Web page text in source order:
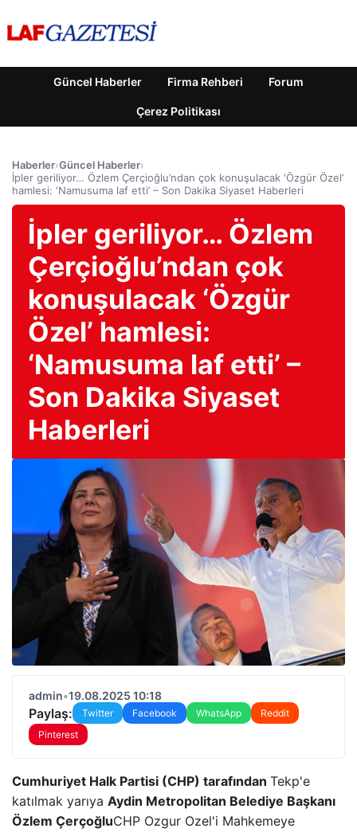
Güncel Haberler Firma Rehberi Forum
Çerez Politikası
Haberler›Güncel Haberler›
İpler geriliyor… Özlem Çerçioğlu’ndan çok konuşulacak ‘Özgür Özel’
hamlesi: ‘Namusuma laf etti’ – Son Dakika Siyaset Haberleri
İpler geriliyor… Özlem
Çerçioğlu’ndan çok
konuşulacak ‘Özgür
Özel’ hamlesi:
‘Namusuma laf etti’ –
Son Dakika Siyaset
Haberleri
admin•19.08.2025 10:18
Paylaş: Twitter Facebook WhatsApp
Reddit
Pinterest
Cumhuriyet Halk Partisi (CHP) tarafından Tekp'e
katılmak yarıya Aydin Metropolitan Belediye Başkanı
Özlem ÇerçoğluCHP Ozgur Ozel'i Mahkemeye